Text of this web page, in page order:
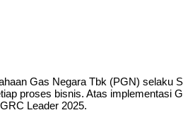
Gas Negara Tbk (PGN) selaku
proses bisnis. Atas
Leader 2025.